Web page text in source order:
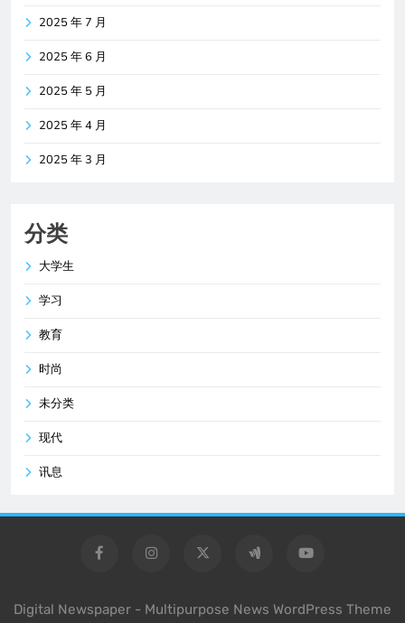
2025 年 7 月
2025 年 6 月
2025 年 5 月
2025 年 4 月
2025 年 3 月
分类
大学生
学习
教育
时尚
未分类
现代
讯息
Digital Newspaper - Multipurpose News WordPress Theme